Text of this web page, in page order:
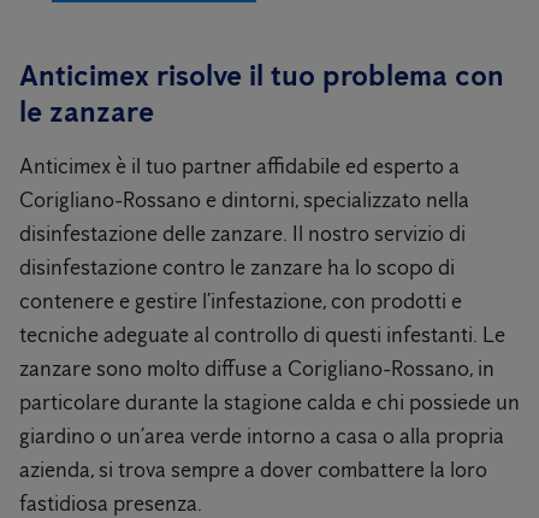
Anticimex risolve il tuo problema con
le zanzare
Anticimex è il tuo partner affidabile ed esperto a
Corigliano-Rossano e dintorni, specializzato nella
disinfestazione delle zanzare. Il nostro servizio di
disinfestazione contro le zanzare ha lo scopo di
contenere e gestire l’infestazione, con prodotti e
tecniche adeguate al controllo di questi infestanti. Le
zanzare sono molto diffuse a Corigliano-Rossano, in
particolare durante la stagione calda e chi possiede un
giardino o un’area verde intorno a casa o alla propria
azienda, si trova sempre a dover combattere la loro
fastidiosa presenza.